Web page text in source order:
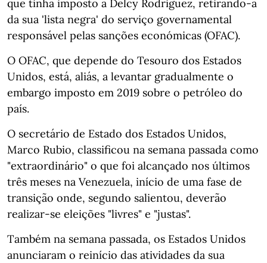
que tinha imposto a Delcy Rodriguez, retirando-a
da sua 'lista negra' do serviço governamental
responsável pelas sanções económicas (OFAC).
O OFAC, que depende do Tesouro dos Estados
Unidos, está, aliás, a levantar gradualmente o
embargo imposto em 2019 sobre o petróleo do
país.
O secretário de Estado dos Estados Unidos,
Marco Rubio, classificou na semana passada como
"extraordinário" o que foi alcançado nos últimos
três meses na Venezuela, início de uma fase de
transição onde, segundo salientou, deverão
realizar-se eleições "livres" e "justas".
Também na semana passada, os Estados Unidos
anunciaram o reinício das atividades da sua